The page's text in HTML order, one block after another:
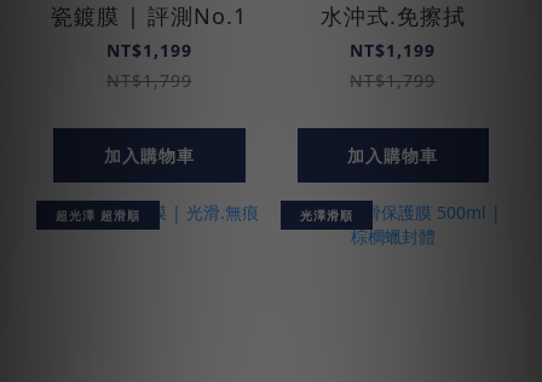
瓷鍍膜 | 評測No.1
NT$1,199
NT$1,799
加入購物車
水沖式.免擦拭
NT$1,199
NT$1,799
加入購物車
超光澤 超滑順 光澤滑順